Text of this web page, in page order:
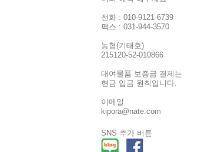
전화 : 010-9121-6739
팩스 : 031-944-3570
농협(기태호)
215120-52-010866
대여물품 보증금 결제는
현금 입금 원칙입니다.
이메일
kipora@nate.com
SNS 추가 버튼